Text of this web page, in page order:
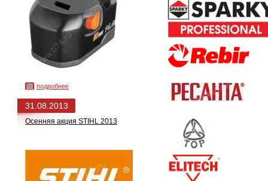
подробнее
31.08.2013
Осенняя акция STIHL 2013